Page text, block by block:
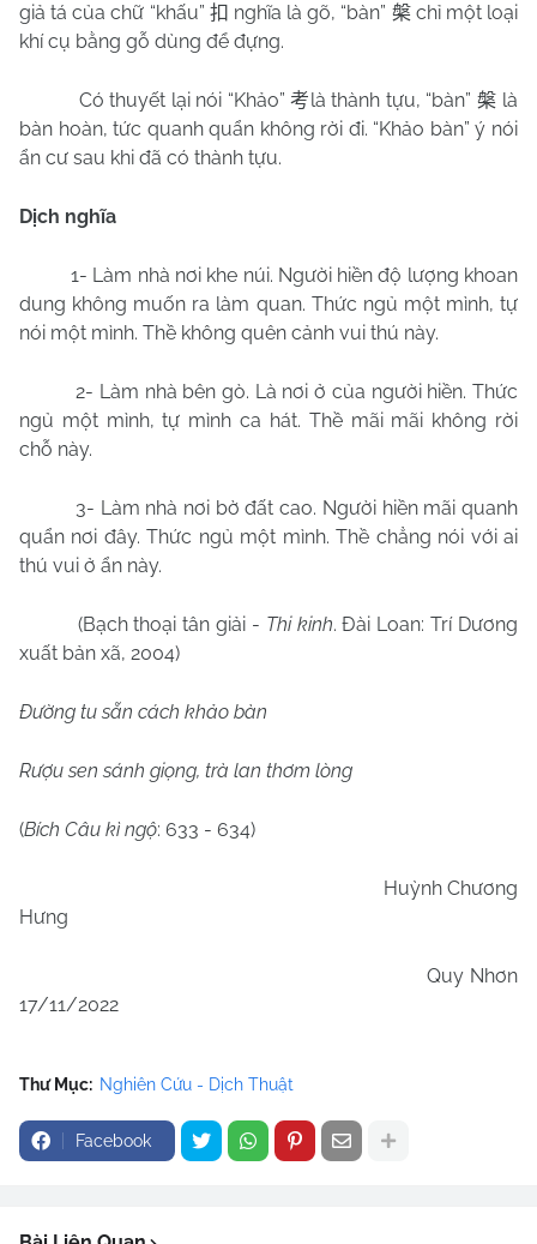
giả tá của chữ “khấu” 扣 nghĩa là gõ, “bàn” 槃 chỉ một loại
khí cụ bằng gỗ dùng để đựng.
Có thuyết lại nói “Khảo”考là thành tựu, “bàn” 槃 là
bàn hoàn, tức quanh quẩn không rời đi. “Khảo bàn” ý nói
ẩn cư sau khi đã có thành tựu.
Dịch nghĩa
1- Làm nhà nơi khe núi. Người hiền độ lượng khoan
dung không muốn ra làm quan. Thức ngủ một mình, tự
nói một mình. Thề không quên cảnh vui thú này.
2- Làm nhà bên gò. Là nơi ở của người hiền. Thức
ngủ một mình, tự mình ca hát. Thề mãi mãi không rời
chỗ này.
3- Làm nhà nơi bờ đất cao. Người hiền mãi quanh
quẩn nơi đây. Thức ngủ một mình. Thề chẳng nói với ai
thú vui ở ẩn này.
(Bạch thoại tân giải - Thi kinh. Đài Loan: Trí Dương
xuất bản xã, 2004)
Đường tu sẵn cách khảo bàn
Rượu sen sánh giọng, trà lan thơm lòng
(Bích Câu kì ngộ: 633 - 634)
Huỳnh Chương
Hưng
Quy Nhơn
17/11/2022
Thư Mục: Nghiên Cứu - Dịch Thuật
Facebook